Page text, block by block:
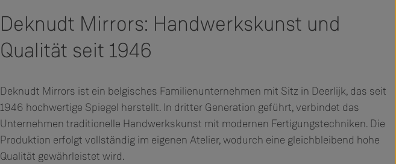
Deknudt Mirrors: Handwerkskunst und
Qualität seit 1946
Deknudt Mirrors ist ein belgisches Familienunternehmen mit Sitz in Deerlijk, das seit
1946 hochwertige Spiegel herstellt. In dritter Generation geführt, verbindet das
Unternehmen traditionelle Handwerkskunst mit modernen Fertigungstechniken. Die
Produktion erfolgt vollständig im eigenen Atelier, wodurch eine gleichbleibend hohe
Qualität gewährleistet wird.